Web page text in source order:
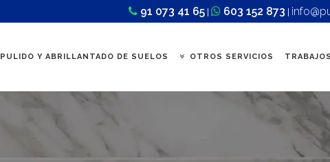
91 073 41 65 | 603 152 873
PULIDO Y ABRILLANTADO DE SUELOS OTROS SERVICIOS